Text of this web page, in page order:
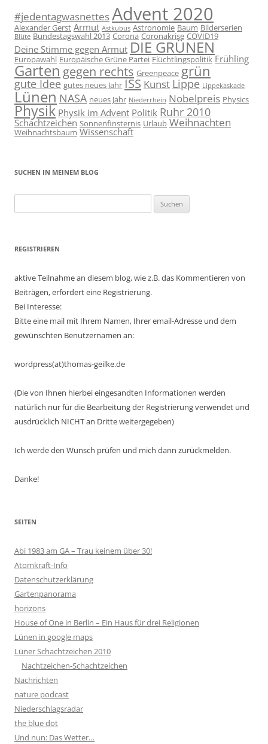
#jedentagwasnettesAdvent 2020
Alexander Gerst Armut Astkubus Astronomie Baum Bilderserien
Blüte Bundestagswahl 2013 Corona Coronakrise COVID19
Deine Stimme gegen Armut DIE GRÜNEN
Europawahl Europäische Grüne Partei Flüchtlingspolitik Frühling
Garten gegen rechts Greenpeace grün
gute Idee gutes neues Jahr ISS Kunst Lippe Lippekaskade
Lünen NASA neues Jahr Niederrhein Nobelpreis Physics
Physik Physik im Advent Politik Ruhr 2010
Schachtzeichen Sonnenfinsternis Urlaub Weihnachten
Weihnachtsbaum Wissenschaft
SUCHEN IN MEINEM BLOG
nach:
REGISTRIEREN
aktive Teilnahme an diesem blog, wie z.B. das Kommentieren von
Beiträgen, erfordert eine Registrierung.
Bei Interesse:
Bitte eine mail mit Ihrem Namen, Ihrer email-Adresse und dem
gewünschten Benutzernamen an:
wordpress(at)thomas-geilke.de
(Die von Ihnen hierbei eingesandten Informationen werden
natürlich nur für die Bearbeitung der Registrierung verwendet und
ausdrücklich NICHT an Dritte weitergegeben)
Ich werde den Wunsch prüfen und mich dann zurückmelden.
Danke!
SEITEN
Abi 1983 am GA – Trau keinem über 30!
Atomkraft-Info
Datenschutzerklärung
Gartenpanorama
horizons
House of One in Berlin – Ein Haus für drei Religionen
Lünen in google maps
Lüner Schachtzeichen 2010
Nachtzeichen-Schachtzeichen
Nachrichten
nature podcast
Niederschlagsradar
the blue dot
Und nun: Das Wetter…